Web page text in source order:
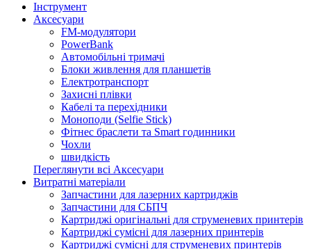
Інструмент
Аксесуари
FM-модулятори
PowerBank
Автомобільні тримачі
Блоки живлення для планшетів
Електротранспорт
Захисні плівки
Кабелі та перехідники
Моноподи (Selfie Stick)
Фітнес браслети та Smart годинники
Чохли
швидкість
Переглянути всі Аксесуари
Витратні матеріали
Запчастини для лазерних картриджів
Запчастини для СБПЧ
Картриджі оригінальні для струменевих принтерів
Картриджі сумісні для лазерних принтерів
Картриджі сумісні для струменевих принтерів